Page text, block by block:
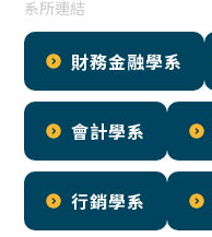
系所連結
財務金融學系
會計學系
行銷學系